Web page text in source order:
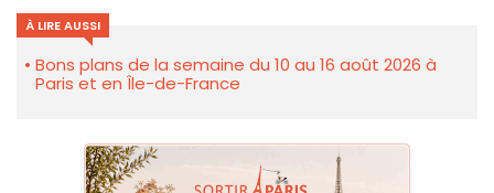
À LIRE AUSSI
Bons plans de la semaine du 10 au 16 août 2026 à
Paris et en Île-de-France